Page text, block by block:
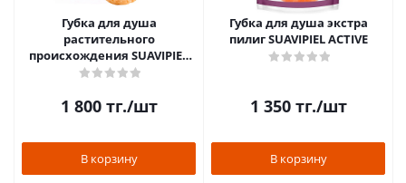
Губка для душа
растительного
происхождения SUAVIPIEL
NATURAL
1 800тг./шт
В корзину
Губка для душа экстра
пилиг SUAVIPIEL ACTIVE
1 350тг./шт
В корзину